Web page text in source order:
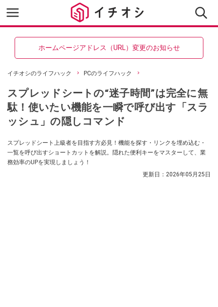
ホームページアドレス（URL）変更のお知らせ
イチオシのライフハック PCのライフハック
スプレッドシートの“迷子時間”は完全に無
駄！使いたい機能を一瞬で呼び出す「スラ
ッシュ」の隠しコマンド
スプレッドシート上級者を目指す方必見！機能を探す・リンクを埋め込む・
一覧を呼び出すショートカットを解説。隠れた便利キーをマスターして、業
務効率のUPを実現しましょう！
更新日： 2026年05月25日